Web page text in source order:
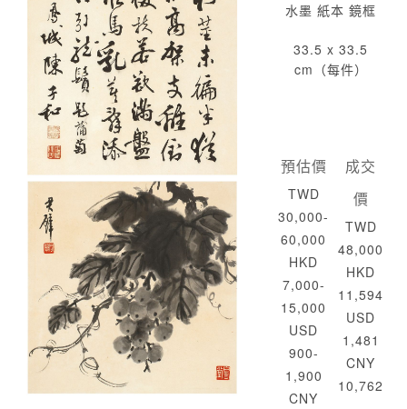
水墨 紙本 鏡框
33.5 x 33.5
cm（每件）
預估價
TWD
30,000-
60,000
HKD
7,000-
15,000
USD
900-
1,900
CNY
成交
價
TWD
48,000
HKD
11,594
USD
1,481
CNY
10,762